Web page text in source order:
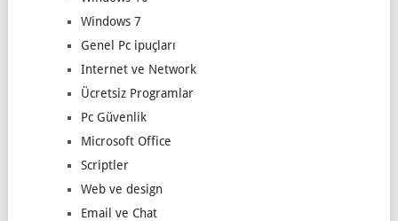
Windows 7
Genel Pc ipuçları
Internet ve Network
Ücretsiz Programlar
Pc Güvenlik
Microsoft Office
Scriptler
Web ve design
Email ve Chat